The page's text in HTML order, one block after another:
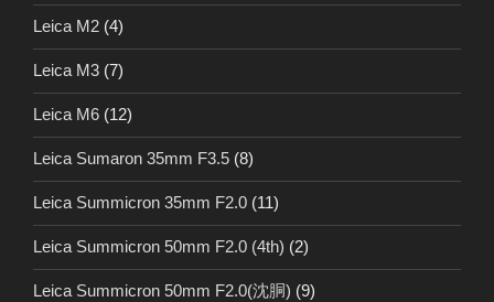
Leica M2 (4)
Leica M3 (7)
Leica M6 (12)
Leica Sumaron 35mm F3.5 (8)
Leica Summicron 35mm F2.0 (11)
Leica Summicron 50mm F2.0 (4th) (2)
Leica Summicron 50mm F2.0(沈胴) (9)